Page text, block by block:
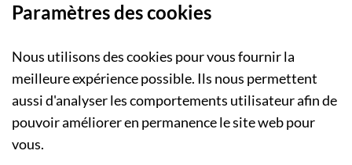
A PROPOS
Qui sommes-nous ?
Actualités
NOS RUBRIQUES
Paramètres des cookies
Nous utilisons des cookies pour vous fournir la
meilleure expérience possible. Ils nous permettent
aussi d'analyser les comportements utilisateur afin de
pouvoir améliorer en permanence le site web pour
vous.